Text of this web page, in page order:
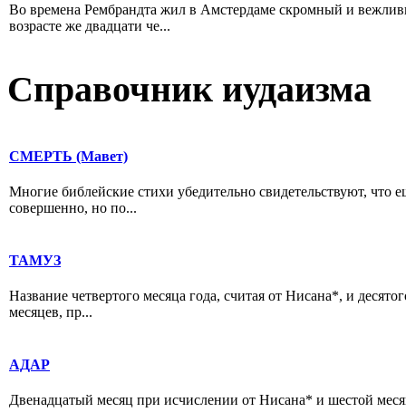
Во времена Рембрандта жил в Амстердаме скромный и
возрасте же двадцати че...
Справочник иудаизма
СМЕРТЬ (Мавет)
Многие библейские стихи убедительно свидетельствуют, что
совершенно, но по...
ТАМУЗ
Название четвертого месяца года, считая от Нисана*, и
месяцев, пр...
АДАР
Двенадцатый месяц при исчислении от Нисана* и шестой